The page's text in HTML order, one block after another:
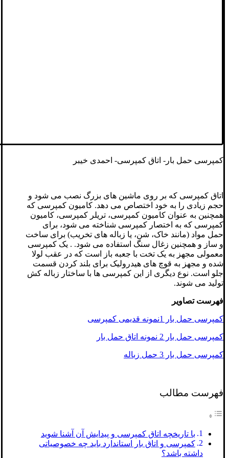
کمپرسی حمل بار- اتاق کمپرسی- احمدی خیبر
اتاق کمپرسی که بر روی ماشین های بزرگ نصب می شود و
حجم زیادی را به خود اختصاص می دهد. کامیون کمپرسی که
همچنین به عنوان کامیون کمپرسی، تریلر کمپرسی، کامیون
کمپرسی که به اختصار کمپرسی شناخته می شود، برای
حمل مواد (مانند خاک، شن، یا زباله های تخریب) برای ساخت
و ساز و همچنین زغال سنگ استفاده می شود. . یک کمپرسی
معمولی مجهز به یک تخت با جعبه باز است که در عقب لولا
شده و مجهز به قوچ های هیدرولیک برای بلند کردن قسمت
جلو است. نوع دیگری از این کمپرسی ها با ساختار زباله کش
تولید می شوند.
فهرست تصاویر
کمپرسی حمل بار 1نمونه قدیمی کمپرسی
کمپرسی حمل بار 2 نمونه اتاق حمل بار
کمپرسی حمل بار 3 حمل زباله
فهرست مطالب
با تاریخچه اتاق کمپرسی و پیدایش آن آشنا شوید
کمپرسی و اتاق بار استاندارد باید چه خصوصیاتی
داشته باشد؟